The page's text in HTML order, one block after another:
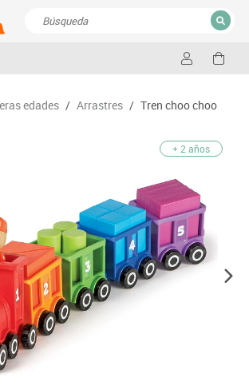
CERRAR
edades / Arrastres / Tren choo choo
+ 2 años